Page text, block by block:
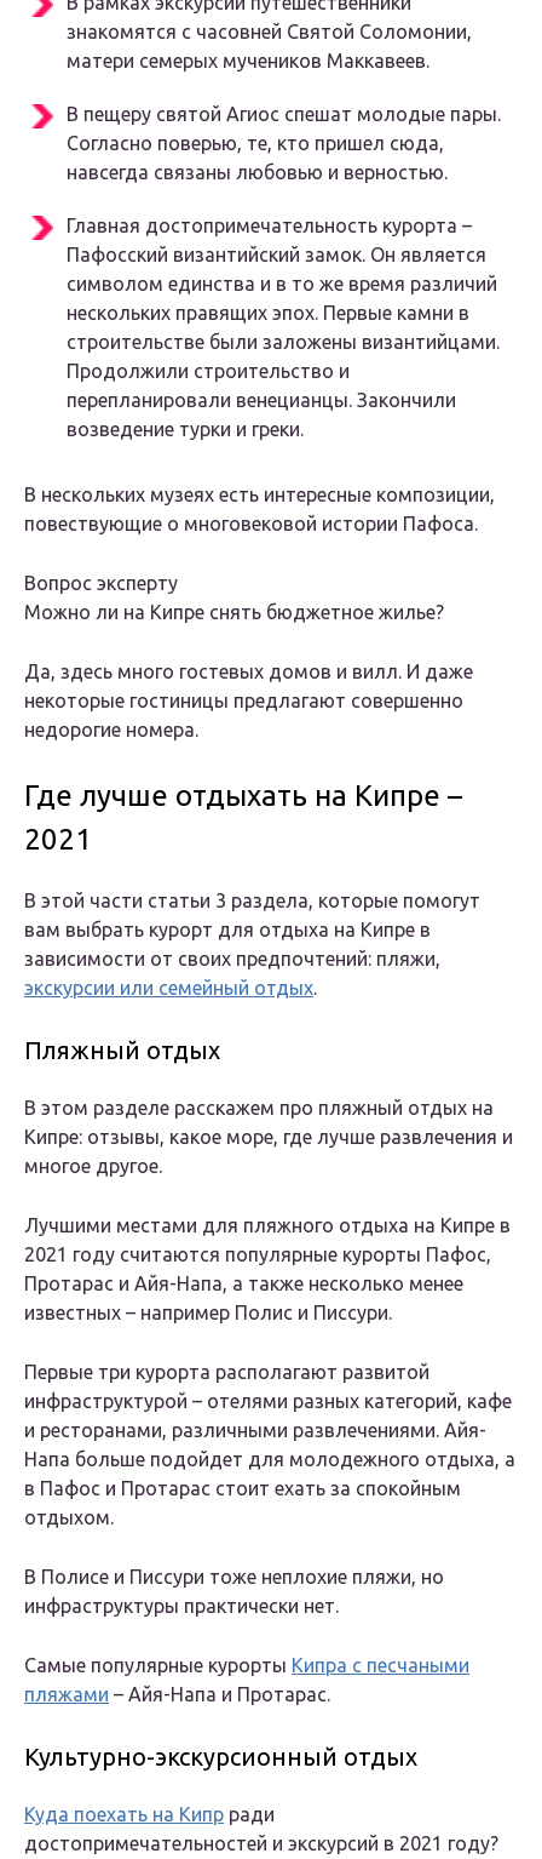
знакомятся с часовней Святой Соломонии,
матери семерых мучеников Маккавеев.
В пещеру святой Агиос спешат молодые пары.
Согласно поверью, те, кто пришел сюда,
навсегда связаны любовью и верностью.
Главная достопримечательность курорта –
Пафосский византийский замок. Он является
символом единства и в то же время различий
нескольких правящих эпох. Первые камни в
строительстве были заложены византийцами.
Продолжили строительство и
перепланировали венецианцы. Закончили
возведение турки и греки.
В нескольких музеях есть интересные композиции,
повествующие о многовековой истории Пафоса.
Вопрос эксперту
Можно ли на Кипре снять бюджетное жилье?
Да, здесь много гостевых домов и вилл. И даже
некоторые гостиницы предлагают совершенно
недорогие номера.
Где лучше отдыхать на Кипре –
2021
В этой части статьи 3 раздела, которые помогут
вам выбрать курорт для отдыха на Кипре в
зависимости от своих предпочтений: пляжи,
экскурсии или семейный отдых.
Пляжный отдых
В этом разделе расскажем про пляжный отдых на
Кипре: отзывы, какое море, где лучше развлечения и
многое другое.
Лучшими местами для пляжного отдыха на Кипре в
2021 году считаются популярные курорты Пафос,
Протарас и Айя-Напа, а также несколько менее
известных – например Полис и Писсури.
Первые три курорта располагают развитой
инфраструктурой – отелями разных категорий, кафе
и ресторанами, различными развлечениями. Айя-
Напа больше подойдет для молодежного отдыха, а
в Пафос и Протарас стоит ехать за спокойным
отдыхом.
В Полисе и Писсури тоже неплохие пляжи, но
инфраструктуры практически нет.
Самые популярные курорты Кипра с песчаными
пляжами – Айя-Напа и Протарас.
Культурно-экскурсионный отдых
Куда поехать на Кипр ради
достопримечательностей и экскурсий в 2021 году?